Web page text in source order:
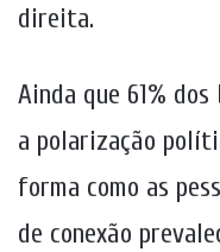
direita.
Ainda que 61%
a polarização
forma como as
de conexão